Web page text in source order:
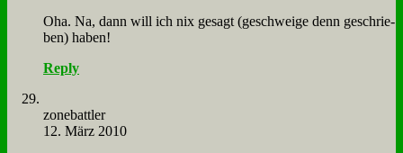
Oha. Na, dann will ich nix ge­sagt (ge­schwei­ge denn ge­schrie­
ben) ha­ben!
Reply
zone­batt­ler
12. März 2010